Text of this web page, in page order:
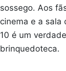
sossego. Aos
cinema e a sala
10 é um
brinquedoteca.